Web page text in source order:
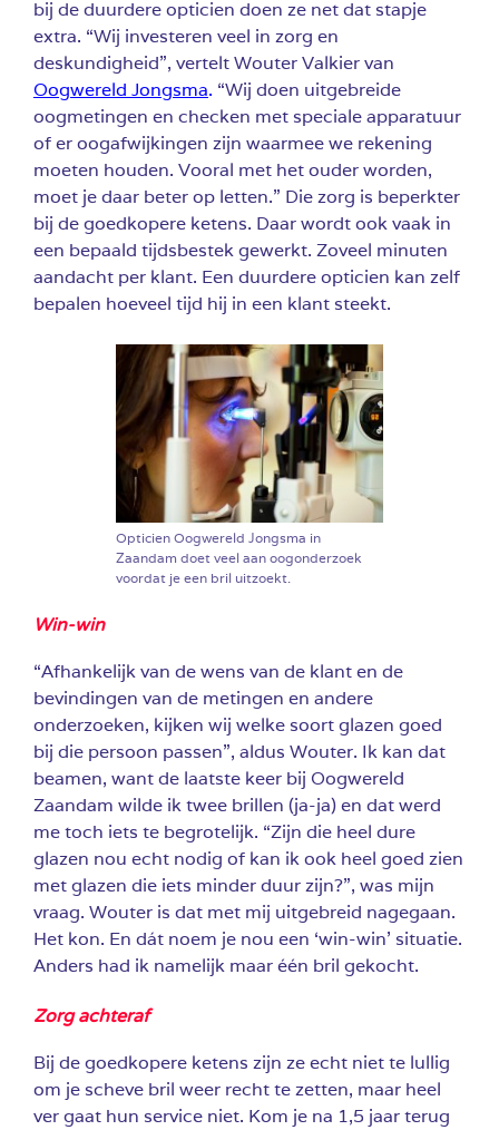
bij de duurdere opticien doen ze net dat stapje
extra. “Wij investeren veel in zorg en
deskundigheid”, vertelt Wouter Valkier van
Oogwereld Jongsma. “Wij doen uitgebreide
oogmetingen en checken met speciale apparatuur
of er oogafwijkingen zijn waarmee we rekening
moeten houden. Vooral met het ouder worden,
moet je daar beter op letten.” Die zorg is beperkter
bij de goedkopere ketens. Daar wordt ook vaak in
een bepaald tijdsbestek gewerkt. Zoveel minuten
aandacht per klant. Een duurdere opticien kan zelf
bepalen hoeveel tijd hij in een klant steekt.
Opticien Oogwereld Jongsma in
Zaandam doet veel aan oogonderzoek
voordat je een bril uitzoekt.
Win-win
“Afhankelijk van de wens van de klant en de
bevindingen van de metingen en andere
onderzoeken, kijken wij welke soort glazen goed
bij die persoon passen”, aldus Wouter. Ik kan dat
beamen, want de laatste keer bij Oogwereld
Zaandam wilde ik twee brillen (ja-ja) en dat werd
me toch iets te begrotelijk. “Zijn die heel dure
glazen nou echt nodig of kan ik ook heel goed zien
met glazen die iets minder duur zijn?”, was mijn
vraag. Wouter is dat met mij uitgebreid nagegaan.
Het kon. En dát noem je nou een ‘win-win’ situatie.
Anders had ik namelijk maar één bril gekocht.
Zorg achteraf
Bij de goedkopere ketens zijn ze echt niet te lullig
om je scheve bril weer recht te zetten, maar heel
ver gaat hun service niet. Kom je na 1,5 jaar terug